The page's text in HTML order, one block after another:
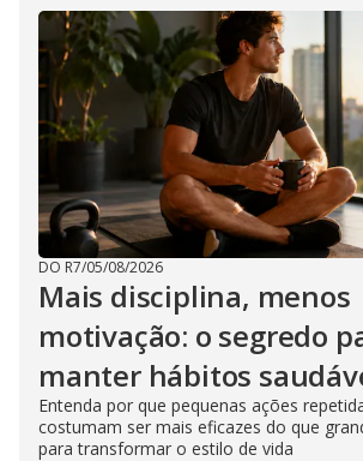
DO R7/05/08/2026
Mais disciplina, menos
motivação: o segredo
manter hábitos
Entenda por que pequenas ações
costumam ser mais eficazes do que
para transformar o estilo de vida